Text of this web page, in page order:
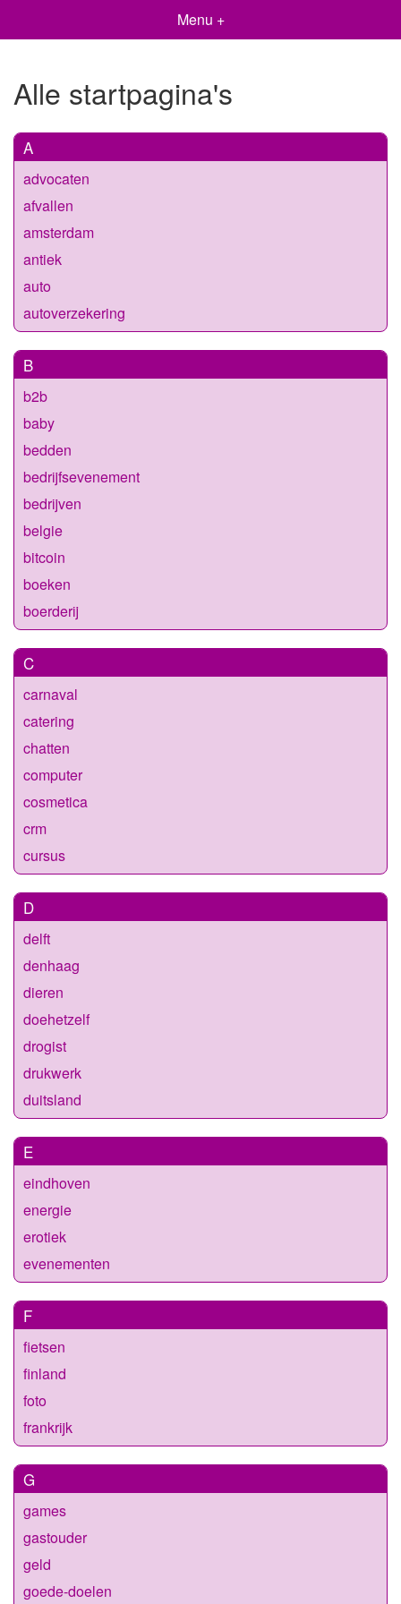
Menu +
Alle startpagina's
A
advocaten
afvallen
amsterdam
antiek
auto
autoverzekering
B
b2b
baby
bedden
bedrijfsevenement
bedrijven
belgie
bitcoin
boeken
boerderij
C
carnaval
catering
chatten
computer
cosmetica
crm
cursus
D
delft
denhaag
dieren
doehetzelf
drogist
drukwerk
duitsland
E
eindhoven
energie
erotiek
evenementen
F
fietsen
finland
foto
frankrijk
G
games
gastouder
geld
goede-doelen